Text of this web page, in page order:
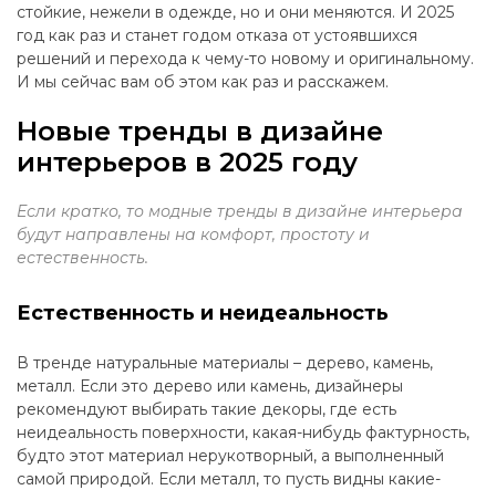
стойкие, нежели в одежде, но и они меняются. И 2025
год как раз и станет годом отказа от устоявшихся
решений и перехода к чему-то новому и оригинальному.
И мы сейчас вам об этом как раз и расскажем.
Новые тренды в дизайне
интерьеров в 2025 году
Если кратко, то модные тренды в дизайне интерьера
будут направлены на комфорт, простоту и
естественность.
Естественность и неидеальность
В тренде натуральные материалы – дерево, камень,
металл. Если это дерево или камень, дизайнеры
рекомендуют выбирать такие декоры, где есть
неидеальность поверхности, какая-нибудь фактурность,
будто этот материал нерукотворный, а выполненный
самой природой. Если металл, то пусть видны какие-